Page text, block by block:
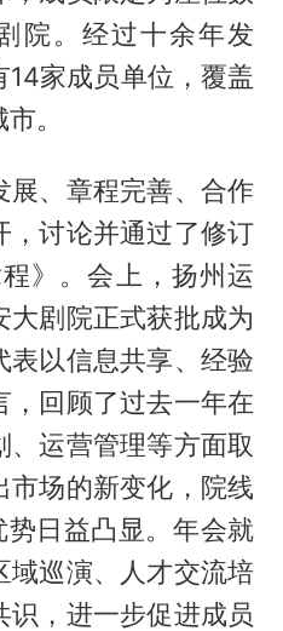
院。经过十余年发
14家成员单位，覆盖
。
展、章程完善、合作
，讨论并通过了修订
》。会上，扬州运
剧院正式获批成为
表以信息共享、经验
，回顾了过去一年在
运营管理等方面取
市场的新变化，院线
势日益凸显。年会就
域巡演、人才交流培
识，进一步促进成员